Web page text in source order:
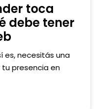
toca
debe tener
es, necesitás una
tu presencia en